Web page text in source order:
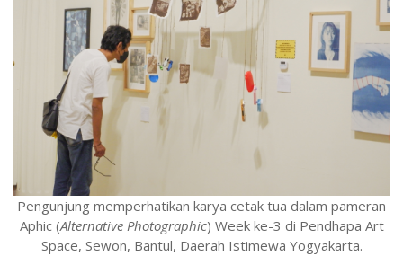
Pengunjung memperhatikan karya cetak tua dalam pameran
Aphic (Alternative Photographic) Week ke-3 di Pendhapa Art
Space, Sewon, Bantul, Daerah Istimewa Yogyakarta.